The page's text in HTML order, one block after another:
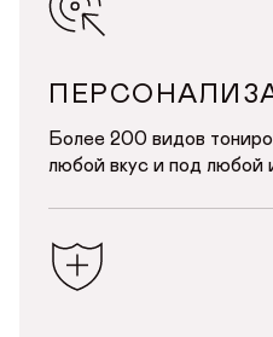
Более 200 видов
любой вкус и под любой